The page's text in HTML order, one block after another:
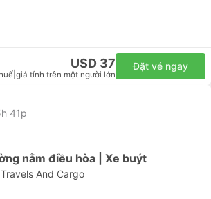
USD 37
giá tính trên một người lớn
Đặt vé ngay
41p
nằm điều hòa | Xe buýt
And Cargo